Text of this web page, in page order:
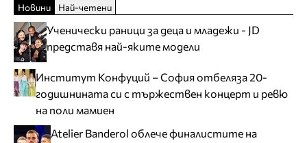
Новини Най-четени
Ученически раници за деца и младежи - JD
представя най-яките модели
Институт Конфуций – София отбеляза 20-
годишнината си с тържествен концерт и ревю
на поли мамиен
Atelier Banderol облече финалистите на